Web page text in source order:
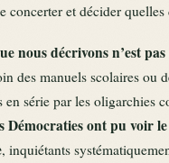
concerter et décider quelles
nous décrivons n’est
des manuels scolaires ou
en série par les oligarchies
Démocraties ont pu voir
, inquiétants